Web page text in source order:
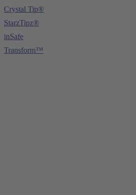
Crystal Tip®
StarzTipz®
inSafe
Transform™